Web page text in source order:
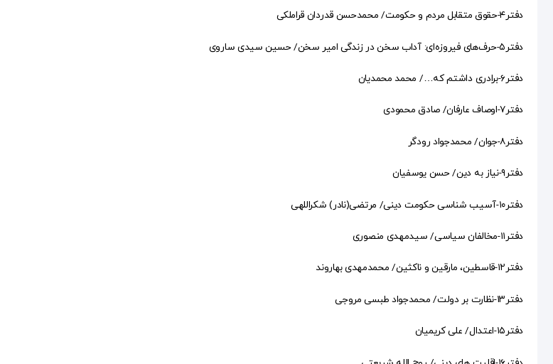
دفتر۴-حقوق متقابل مردم و حکومت/ محمدحسن قدردان قراملکی
دفتر۵-حرف‌های فیروزه‌ای: آداب سخن در زندگی امیر سخن/ حسین سیدی ساروی
دفتر۶-برادری داشتم که…/ محمد محمدیان
دفتر۷-اوصاف عارفان/ صادق محمودی
دفتر۸-جوان/ محمدجواد رودگر
دفتر۹-نیاز به دین/ حسن یوسفیان
دفتر۱۰-آسیب شناسی حکومت دینی/ مرتضی(نادر) شکراللهی
دفتر۱۱-مخالفان سیاسی/ سیدمهدی منصوری
دفتر۱۲-قاسطین، مارقین و ناکثین/ محمدمهدی بهاروند
دفتر۱۳-نظارت بر دولت/ محمدجواد طبسی مروجی
دفتر۱۵-اعتدال/ علی کریمیان